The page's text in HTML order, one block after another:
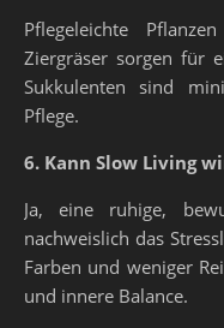
Pflegeleichte
Ziergräser sorgen für
Sukkulenten sind
Pflege.
6. Kann Slow Living
Ja, eine ruhige,
nachweislich das
Farben und weniger
und innere Balance.